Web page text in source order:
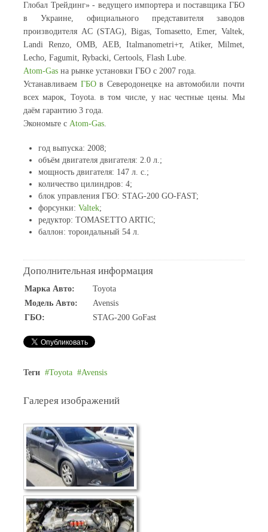
Глобал Трейдинг» - ведущего импортера и поставщика ГБО
в Украине, официального представителя заводов
производителя AC (STAG), Bigas, Tomasetto, Emer, Valtek,
Landi Renzo, OMB, AEB, Italmanometri+т, Atiker, Milmet,
Lecho, Fagumit, Rybacki, Certools, Flash Lube.
Atom-Gas на рынке установки ГБО c 2007 года.
Устанавливаем ГБОв Северодонецке на автомобили почти
всех марок, Toyota. в том числе, у нас честные цены. Мы
даём гарантию 3 года.
Экономьте с Atom-Gas.
год выпуска: 2008;
объём двигателя двигателя: 2.0 л.;
мощность двигателя: 147 л. с.;
количество цилиндров: 4;
блок управления ГБО: STAG-200 GO-FAST;
форсунки: Valtek;
редуктор: TOMASETTO ARTIC;
баллон: тороидальный 54 л.
Дополнительная информация
Марка Авто:
Toyota
Модель Авто:
Avensis
ГБО:
STAG-200 GoFast
Теги Toyota Avensis
Галерея изображений